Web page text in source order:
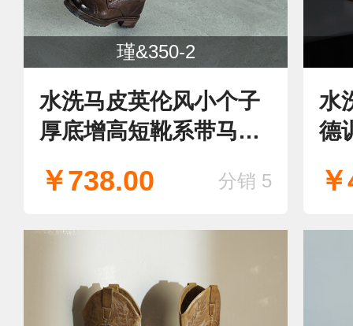
瑾&350-2
水洗马皮英伦风小个子
厚底增高短靴系带马丁
￥738.00 分销 5
水
德